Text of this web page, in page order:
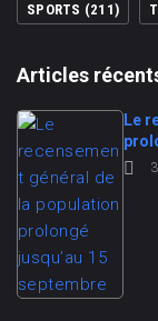
SPORTS (211)
Articles
Le